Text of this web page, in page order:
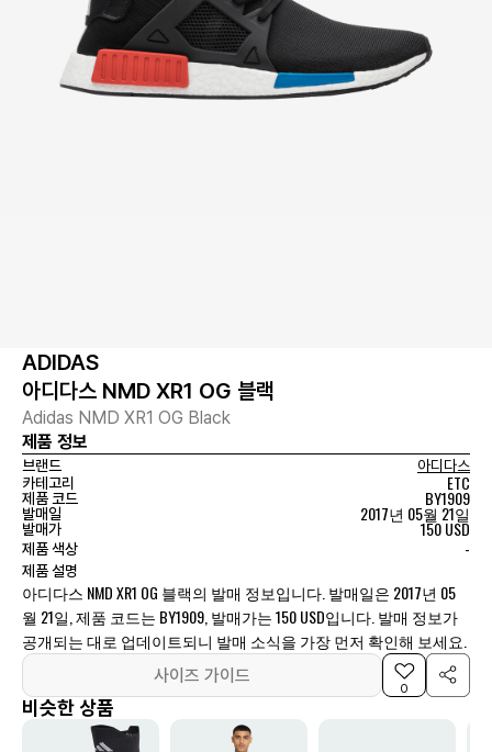
ADIDAS
아디다스 NMD XR1 OG 블랙
Adidas NMD XR1 OG Black
제품 정보
브랜드
아디다스
카테고리
ETC
제품 코드 BY1909
발매일 2017년 05월 21일
발매가 150 USD
제품 색상 -
제품 설명
아디다스 NMD XR1 OG 블랙의 발매 정보입니다. 발매일은 2017년 05
월 21일, 제품 코드는 BY1909, 발매가는 150 USD입니다. 발매 정보가
공개되는 대로 업데이트되니 발매 소식을 가장 먼저 확인해 보세요.
사이즈 가이드
0
비슷한 상품